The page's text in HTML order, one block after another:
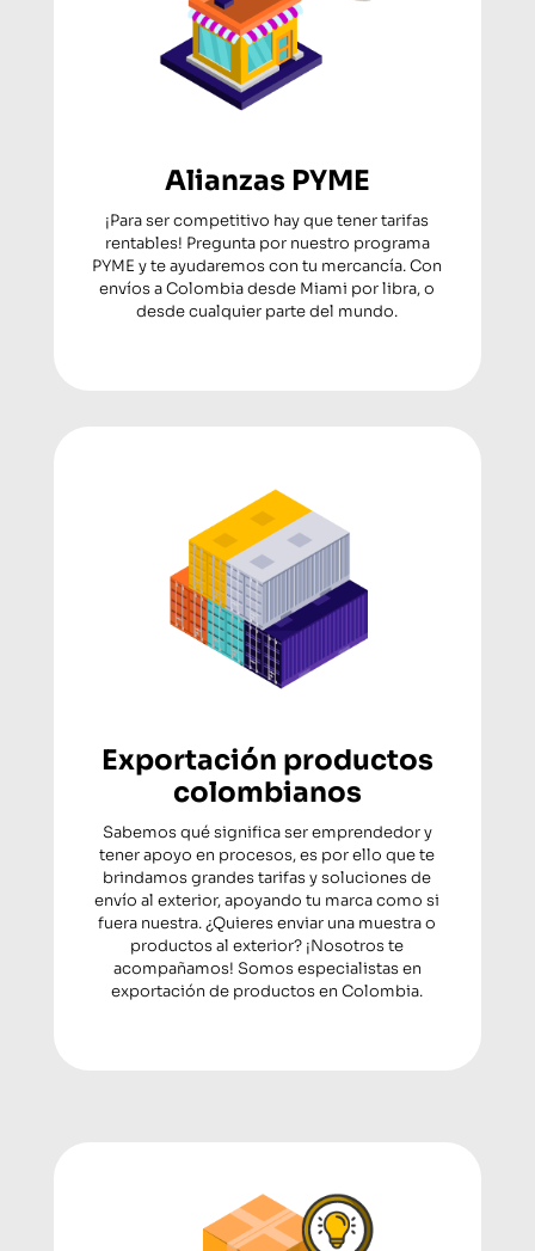
Alianzas PYME
¡Para ser competitivo hay que tener tarifas
rentables! Pregunta por nuestro programa
PYME y te ayudaremos con tu mercancía. Con
envíos a Colombia desde Miami por libra, o
desde cualquier parte del mundo.
Exportación productos
colombianos
Sabemos qué significa ser emprendedor y
tener apoyo en procesos, es por ello que te
brindamos grandes tarifas y soluciones de
envío al exterior, apoyando tu marca como si
fuera nuestra. ¿Quieres enviar una muestra o
productos al exterior? ¡Nosotros te
acompañamos! Somos especialistas en
exportación de productos en Colombia.